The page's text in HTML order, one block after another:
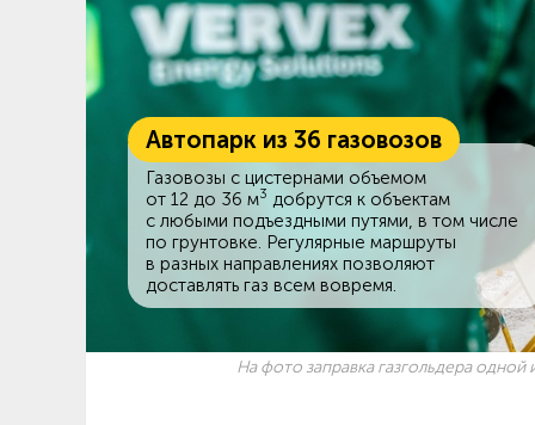
Автопарк из 36 газовозов
Газовозы с цистернами объемом
от 12 до 36 м3 добрутся к объектам
c любыми подъездными путями, в том числе
по грунтовке. Регулярные маршруты
в разных направлениях позволяют
доставлять газ всем вовремя.
На фото заправка газгольдера одной